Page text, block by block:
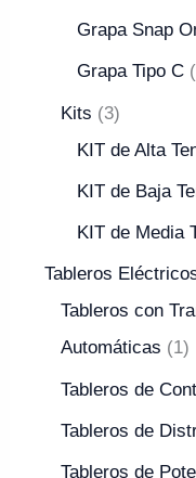
Grapa Snap
Grapa Tipo C
Kits
3
KIT de Alta
KIT de Baja
KIT de Media
Tableros
Tableros con
Automáticas
1
Tableros de
Tableros de
Tableros de